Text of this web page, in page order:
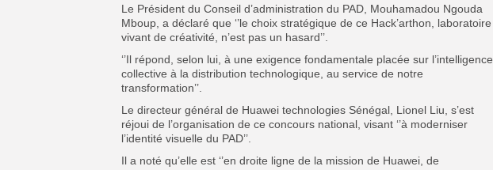
Le Président du Conseil d’administration du PAD, Mouhamadou Ngouda
Mboup, a déclaré que ‘’le choix stratégique de ce Hack’arthon, laboratoire
vivant de créativité, n’est pas un hasard’’.
‘’Il répond, selon lui, à une exigence fondamentale placée sur l’intelligence
collective à la distribution technologique, au service de notre
transformation’’.
Le directeur général de Huawei technologies Sénégal, Lionel Liu, s’est
réjoui de l’organisation de ce concours national, visant ‘’à moderniser
l’identité visuelle du PAD’’.
Il a noté qu’elle est ‘’en droite ligne de la mission de Huawei, de